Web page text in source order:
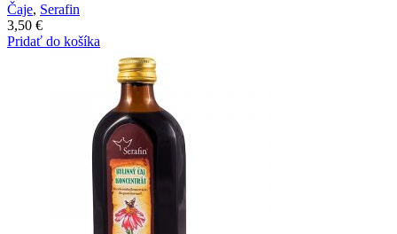
Čaje, Serafin
3,50 €
Pridať do košíka